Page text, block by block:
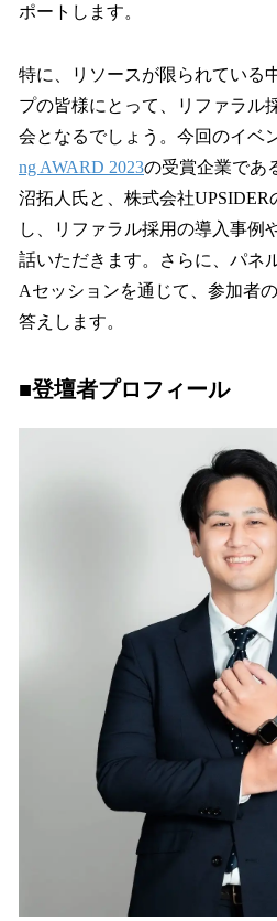
ポートします。
特に、リソースが限られている
プの皆様にとって、リファラル
会となるでしょう。今回のイベ
ng AWARD 2023の受賞企業であ
沼拓人氏と、株式会社UPSIDER
し、リファラル採用の導入事例
話いただきます。さらに、パネ
Aセッションを通じて、参加者
答えします。
■登壇者プロフィール